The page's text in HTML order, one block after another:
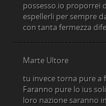
possesso.io proporrei
espellerli per sempre
con tanta fermezza
Marte Ultore
tu invece torna pure a
Faranno pure lo ius
loro nazione saranno